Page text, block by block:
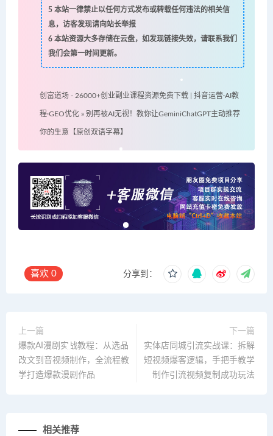
5本站一律禁止以任何方式发布或转载任何违法的相关信
息，访客发现请向站长举报
6本站资源大多存储在云盘，如发现链接失效，请联系我们
我们会第一时间更新。
创富道场 - 26000+创业副业课程资源免费下载 | 抖音运营·AI教
程·GEO优化 » 别再被AI无视！教你让GeminiChatGPT主动推荐
你的生意【原创双语字幕】
喜欢 0 分享到：
上一篇
爆款AI漫剧实战教程：从选品
改文到音视频制作，全流程教
学打造爆款漫剧作品
下一篇
实体店同城引流实战课：拆解
短视频爆客逻辑，手把手教学
制作引流视频复制成功玩法
相关推荐